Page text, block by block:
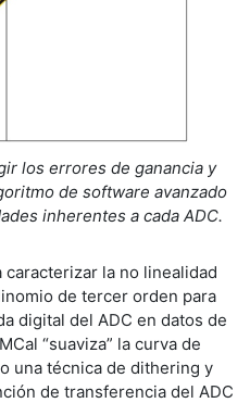
los errores de ganancia y
de software avanzado
inherentes a cada ADC.
la no linealidad
de tercer orden para
digital del ADC en datos de
“suaviza” la curva de
una técnica de dithering y
de transferencia del ADC